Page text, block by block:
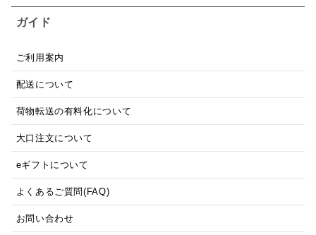
ガイド
ご利用案内
配送について
荷物転送の有料化について
大口注文について
eギフトについて
よくあるご質問(FAQ)
お問い合わせ